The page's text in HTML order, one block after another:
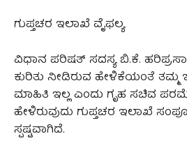
ಗುಪ್ತಚರ ಇಲಾಖೆ ವೈಫಲ್ಯ
ವಿಧಾನ ಪರಿಷತ್ ಸದಸ್ಯ ಬಿ.ಕೆ.
ಕುರಿತು ನೀಡಿರುವ ಹೇಳಿಕೆಯಂತೆ
ಮಾಹಿತಿ ಇಲ್ಲ ಎಂದು ಗೃಹ ಸಚಿವ
ಹೇಳಿರುವುದು ಗುಪ್ತಚರ ಇಲಾಖೆ
ಸ್ಪಷ್ಟವಾಗಿದೆ.